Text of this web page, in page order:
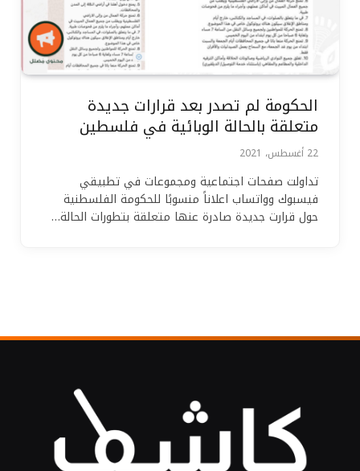
الحكومة لم تصدر بعد قرارات جديدة
متعلقة بالحالة الوبائية في فلسطين
22 أغسطس، 2021
تداولت صفحات اجتماعية ومجموعات في تطبيقي
فيسبوك وواتساب اعلاناً منسوبًا للحكومة الفلسطنية
حول قرارت جديدة صادرة عنها متعلقة بتطورات الحالة…